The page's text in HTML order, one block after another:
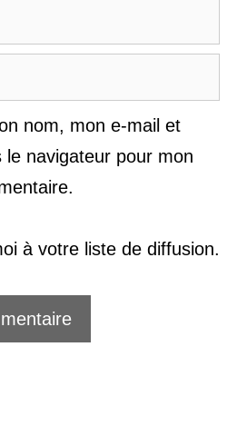
nom, mon e-mail et
le navigateur pour mon
à votre liste de diffusion.